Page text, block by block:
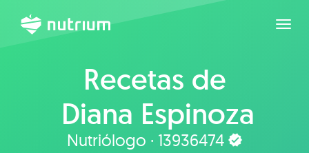
Recetas de
Diana Espinoza
Nutriólogo · 13936474